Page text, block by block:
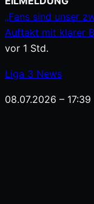
Inhalt
springen
„Fans sind unser
Auftakt mit klarer
vor 1 Std.
Liga 3 News
08.07.2026 – 17:39